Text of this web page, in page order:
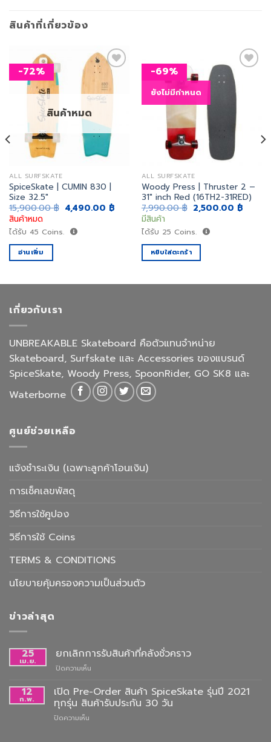
สินค้าที่เกี่ยวข้อง
-72%
เพิ่ม
สินค้าหมด
ALL SURFSKATE
SpiceSkate | CUMIN 830 |
Size 32.5″
15,900.00฿ Original
price
15,900.00 ฿.
4,490.00 ฿Current
4,490.00 ฿.
สินค้าหมด
ได้รับ 45 Coins.
อ่านเพิ่ม
-69%
ยังไม่มีกำหนด
ALL SURFSKATE
Woody Press | Thruster 2 –
31″ inch Red (16TH2-31RED)
7,990.00฿ Original
price
7,990.00 ฿.
2,500.00 ฿
มีสินค้า
ได้รับ 25 Coins.
หยิบใส่ตะกร้า
฿.
เกี่ยวกับเรา
UNBREAKABLE Skateboard คือตัวแทนจำหน่าย
Skateboard, Surfskate และ Accessories ของแบรนด์
SpiceSkate, Woody Press, SpoonRider, GO SK8 และ
Waterborne
ศูนย์ช่วยเหลือ
แจ้งชำระเงิน (เฉพาะลูกค้าโอนเงิน)
การเช็คเลขพัสดุ
วิธีการใช้คูปอง
วิธีการใช้ Coins
TERMS & CONDITIONS
นโยบายคุ้มครองความเป็นส่วนตัว
ข่าวล่าสุด
25
เม.ย.
ยกเลิกการรับสินค้าที่คลังชั่วคราว
ปิดความเห็น
การ
รับ
สินค้า
12
ก.พ.
เปิด Pre-Order สินค้า SpiceSkate รุ่นปี 2021
ทุกรุ่น สินค้ารับประกัน 30 วัน
ปิดความเห็น